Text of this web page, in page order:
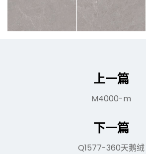
上一篇
M4000-m
下一篇
Q1577-360天鹅绒